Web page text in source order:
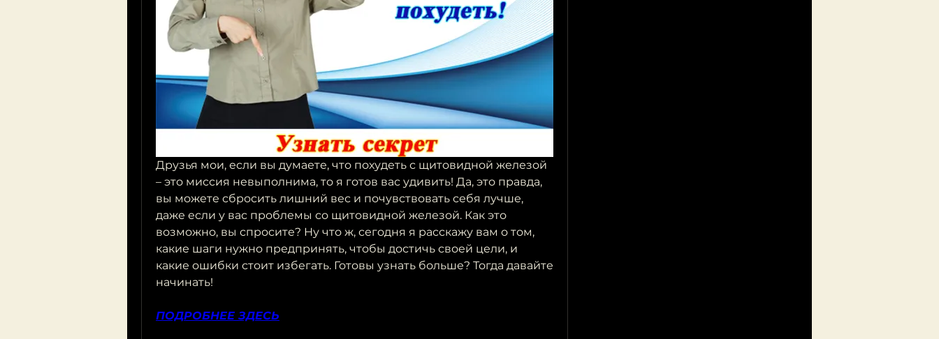
Друзья мои, если вы думаете, что похудеть с щитовидной железой
– это миссия невыполнима, то я готов вас удивить! Да, это правда,
вы можете сбросить лишний вес и почувствовать себя лучше,
даже если у вас проблемы со щитовидной железой. Как это
возможно, вы спросите? Ну что ж, сегодня я расскажу вам о том,
какие шаги нужно предпринять, чтобы достичь своей цели, и
какие ошибки стоит избегать. Готовы узнать больше? Тогда давайте
начинать!
ПОДРОБНЕЕ ЗДЕСЬ